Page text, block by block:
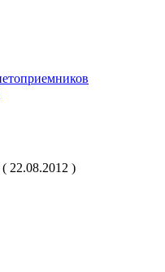
22.08.2012 )